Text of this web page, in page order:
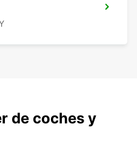
de coches y